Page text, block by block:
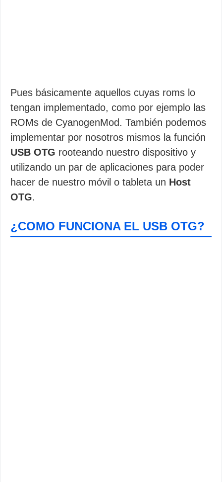
Pues básicamente aquellos cuyas roms lo
tengan implementado, como por ejemplo las
ROMs de CyanogenMod. También podemos
implementar por nosotros mismos la función
USB OTG rooteando nuestro dispositivo y
utilizando un par de aplicaciones para poder
hacer de nuestro móvil o tableta un Host
OTG.
¿COMO FUNCIONA EL USB OTG?